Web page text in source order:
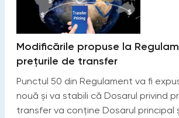
Modificările propuse la
prețurile de transfer
Punctul 50 din Regulament va fi
nouă și va stabili că Dosarul privind
transfer va conține Dosarul principal